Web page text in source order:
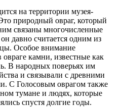
на территории музея-
природный овраг, который
связаны многочисленные
давно считается одним из
Особое внимание
камни, известные как
В народных поверьях им
и связывали с древними
С Голосовым оврагом также
тумане и людях, которые
спустя долгие годы.